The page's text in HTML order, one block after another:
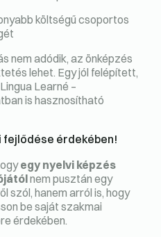
költségű csoportos
nem adódik, az önképzés
lehet. Egy jól felépített,
Learné –
is hasznosítható
fejlődése érdekében!
egy nyelvi képzés
nem pusztán egy
szól, hanem arról is, hogy
be saját szakmai
érdekében.